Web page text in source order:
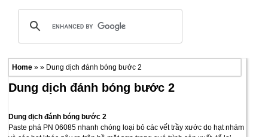
Home» » Dung dịch đánh bóng bước 2
Dung dịch đánh bóng bước 2
Dung dịch đánh bóng bước 2
Paste phá PN 06085 nhanh chóng loại bỏ các vết trầy xước do hạt nhám